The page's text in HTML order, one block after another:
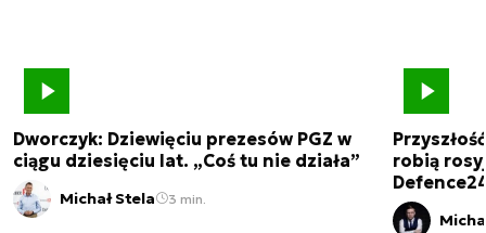
Dworczyk: Dziewięciu prezesów PGZ w
ciągu dziesięciu lat. „Coś tu nie działa”
Michał Stela 3 min.
robią